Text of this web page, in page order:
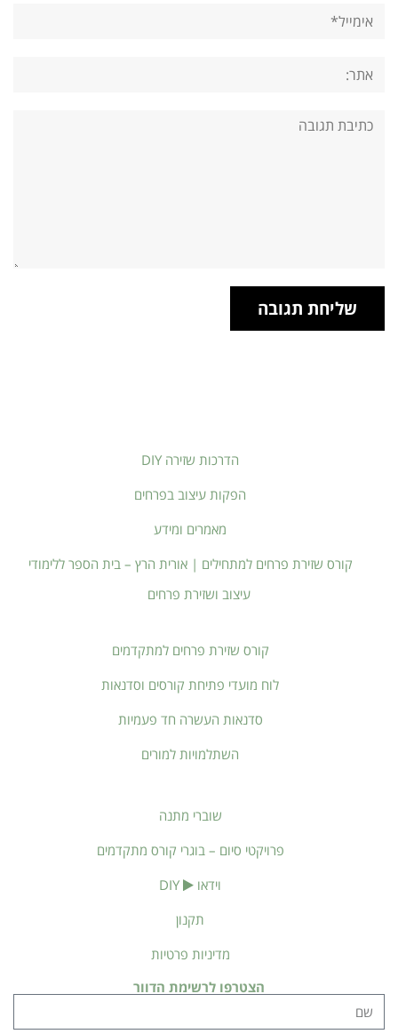
תגובה:
הדרכות שזירה DIY
הפקות עיצוב בפרחים
מאמרים ומידע
קורס שזירת פרחים למתחילים | אורית הרץ – בית הספר ללימודי
עיצוב ושזירת פרחים
קורס שזירת פרחים למתקדמים
לוח מועדי פתיחת קורסים וסדנאות
סדנאות העשרה חד פעמיות
השתלמויות למורים
שוברי מתנה
פרויקטי סיום – בוגרי קורס מתקדמים
וידאו
תקנון
מדיניות פרטיות
הצטרפו לרשימת הדוור